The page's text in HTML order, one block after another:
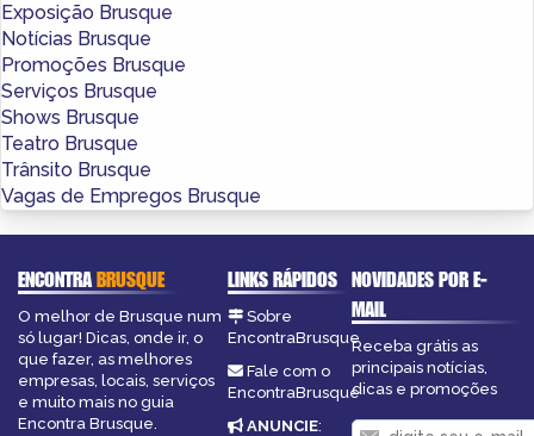
Exposição Brusque
Notícias Brusque
Promoções Brusque
Serviços Brusque
Shows Brusque
Teatro Brusque
Trânsito Brusque
Vagas de Empregos Brusque
ENCONTRABRUSQUE
O melhor de Brusque num
só lugar! Dicas, onde ir, o
que fazer, as melhores
empresas, locais, serviços
e muito mais no guia
Encontra Brusque.
LINKS RÁPIDOS
Sobre
EncontraBrusque
Fale com o
EncontraBrusque
ANUNCIE:
NOVIDADES POR E-
MAIL
Receba grátis as
principais notícias,
dicas e promoções